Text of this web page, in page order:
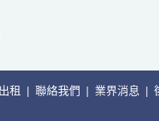
租 | 聯絡我們 | 業界消息 |